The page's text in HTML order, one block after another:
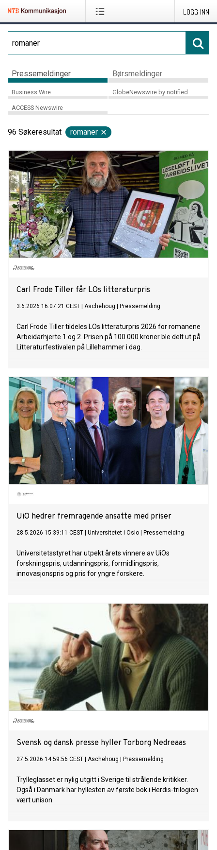
LOGG INN
Pressemeldinger Børsmeldinger
Business Wire GlobeNewswire by notified
ACCESS Newswire
96 Søkeresultat romaner
Carl Frode Tiller får LOs litteraturpris
3.6.2026 16:07:21 CEST Aschehoug Pressemelding
Carl Frode Tiller tildeles LOs litteraturpris 2026 for romanene
Arbeidarhjerte 1 og 2. Prisen på 100 000 kroner ble delt ut på
Litteraturfestivalen på Lillehammer i dag.
UiO hedrer fremragende ansatte med priser
28.5.2026 15:39:11 CEST Universitetet i Oslo Pressemelding
Universitetsstyret har utpekt årets vinnere av UiOs
forskningspris, utdanningspris, formidlingspris,
innovasjonspris og pris for yngre forskere.
Svensk og dansk presse hyller Torborg Nedreaas
27.5.2026 14:59:56 CEST Aschehoug Pressemelding
Trylleglasset er nylig utgitt i Sverige til strålende kritikker.
Også i Danmark har hyllesten av første bok i Herdis-trilogien
vært unison.